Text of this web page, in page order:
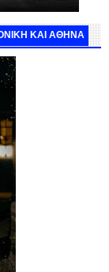
ΚΑΙ ΑΘΗΝΑ